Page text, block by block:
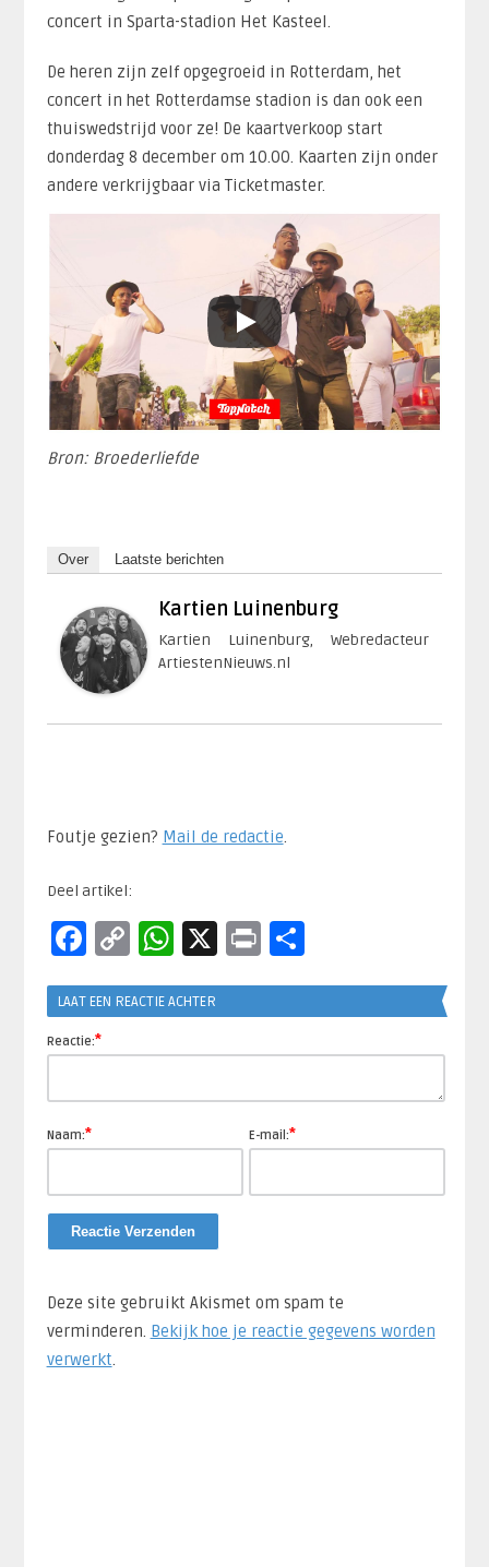
concert in Sparta-stadion Het Kasteel.
De heren zijn zelf opgegroeid in Rotterdam, het
concert in het Rotterdamse stadion is dan ook een
thuiswedstrijd voor ze! De kaartverkoop start
donderdag 8 december om 10.00. Kaarten zijn onder
andere verkrijgbaar via Ticketmaster.
Bron: Broederliefde
Over Laatste berichten
Kartien Luinenburg
Kartien Luinenburg, Webredacteur
ArtiestenNieuws.nl
Foutje gezien? Mail de redactie.​
Deel artikel:
Facebook
CopyWhatsApp
X PrintDelen
LAAT EEN REACTIE ACHTER
Reactie:*
Naam:* E-mail:*
Deze site gebruikt Akismet om spam te
verminderen. Bekijk hoe je reactie gegevens worden
verwerkt.